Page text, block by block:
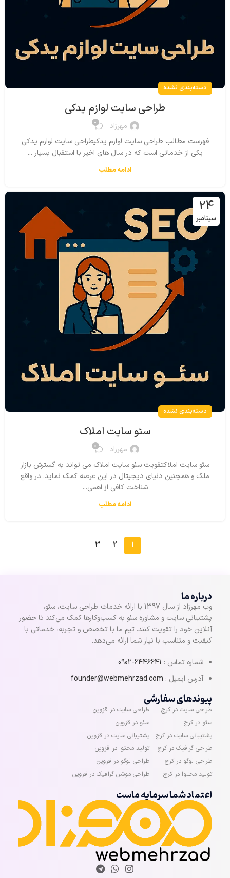
دسته‌بندی نشده
طراحی سایت لوازم یدکی
مهرزاد 0
فهرست مطالب طراحی سایت لوازم یدکیطراحی سایت لوازم یدکی
یکی از خدماتی است که در سال های اخیر با استقبال بسیار ...
ادامه مطلب
24
سپتامبر
دسته‌بندی نشده
سئو سایت املاک
مهرزاد 0
سئو سایت املاکتقویت سئو سایت املاک می تواند به گسترش بازار
ملک و همچنین دنیای دیجیتال در این عرصه کمک نماید. در واقع
شناخت کافی از اهمی...
ادامه مطلب
1
2
3
درباره ما
وب مهرزاد از سال 1397 با ارائه خدمات طراحی سایت، سئو،
پشتیبانی سایت و مشاوره سئو به کسب‌وکارها کمک می‌کند تا حضور
آنلاین خود را تقویت کنند. تیم ما با تخصص و تجربه، خدماتی با
کیفیت و متناسب با نیاز شما ارائه می‌دهد.
شماره تماس : 6446641-0902
آدرس ایمیل : founder@webmehrzad.com
پیوندهای سفارشی
طراحی سایت در کرج
سئو در کرج
پشتیبانی سایت در کرج
طراحی گرافیک در کرج
طراحی لوگو در کرج
تولید محتوا در کرج
طراحی سایت در قزوین
سئو در قزوین
پشتیبانی سایت در قزوین
تولید محتوا در قزوین
طراحی لوگو در قزوین
طراحی موشن گرافیک در قزوین
اعتماد شما سرمایه ماست